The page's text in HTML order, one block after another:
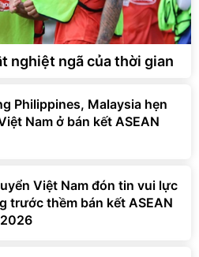
nghiệt ngã của thời gian
Philippines, Malaysia hẹn
Nam ở bán kết ASEAN
Việt Nam đón tin vui lực
trước thềm bán kết ASEAN